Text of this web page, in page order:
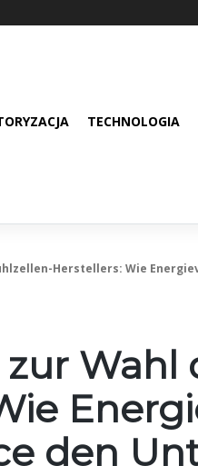
TECHNOLOGIA
Herstellers: Wie
zur
den